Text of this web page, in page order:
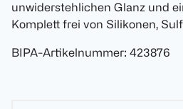
unwiderstehlichen Glanz und
Komplett frei von Silikonen,
BIPA-Artikelnummer: 423876